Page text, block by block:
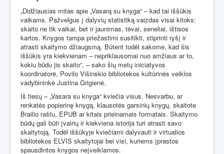
„Didžiausias mitas apie „Vasarą su knyga“ – kad tai iššūkis
vaikams. Pažvelgus į dalyvių statistiką vaizdas visai kitoks:
skaito ne tik vaikai, bet ir jaunimas, tėvai, seneliai, ištisos
kartos. Knygos tampa priežastimi susitikti, stiprinti ryšį ir
atrasti skaitymo džiaugsmą. Būtent todėl sakome, kad šis
iššūkis yra kiekvienam – nepriklausomai nuo amžiaus ar to,
kokiu būdu jis skaito“, – sako šių metų iniciatyvos
koordinatorė, Povilo Višinskio bibliotekos kultūrinės veiklos
vadybininkė Justina Grigienė.
Iš tiesų – „Vasara su knyga“ kviečia visus. Nesvarbu, ar
renkatės popierinę knygą, klausotės garsinių knygų, skaitote
Brailio raštu, EPUB ar kitais prieinamais formatais. Skaitymo
būdų gali būti įvairių ir kiekviena istorija turi atrasti savo
skaitytoją. Todėl iššūkyje kviečiami dalyvauti ir virtualios
bibliotekos ELVIS skaitytojai bei visi, kuriems įprastos
spausdintos knygos neįveikiamos.